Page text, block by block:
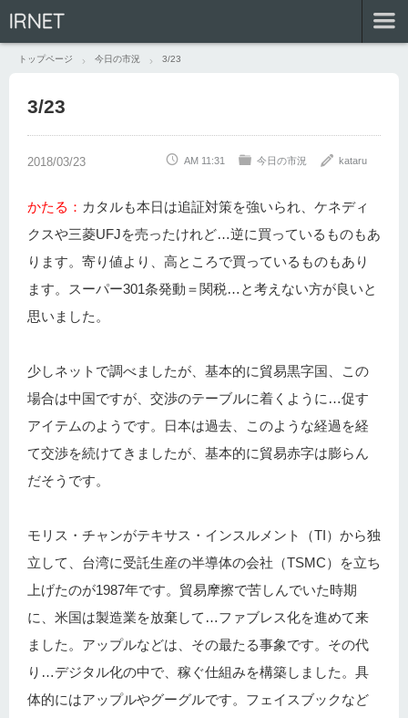
IRNET
トップページ 今日の市況 3/23
3/23
AM 11:31 今日の市況 kataru
かたる： カタルも本日は追証対策を強いられ、ケネディ
クスや三菱UFJを売ったけれど…逆に買っているものもあ
ります。寄り値より、高ところで買っているものもあり
ます。スーパー301条発動＝関税…と考えない方が良いと
思いました。
少しネットで調べましたが、基本的に貿易黒字国、この
場合は中国ですが、交渉のテーブルに着くように…促す
アイテムのようです。日本は過去、このような経過を経
て交渉を続けてきましたが、基本的に貿易赤字は膨らん
だそうです。
モリス・チャンがテキサス・インスルメント（TI）から独
立して、台湾に受託生産の半導体の会社（TSMC）を立ち
上げたのが1987年です。貿易摩擦で苦しんでいた時期
に、米国は製造業を放棄して…ファブレス化を進めて来
ました。アップルなどは、その最たる事象です。その代
り…デジタル化の中で、稼ぐ仕組みを構築しました。具
体的にはアップルやグーグルです。フェイスブックなど